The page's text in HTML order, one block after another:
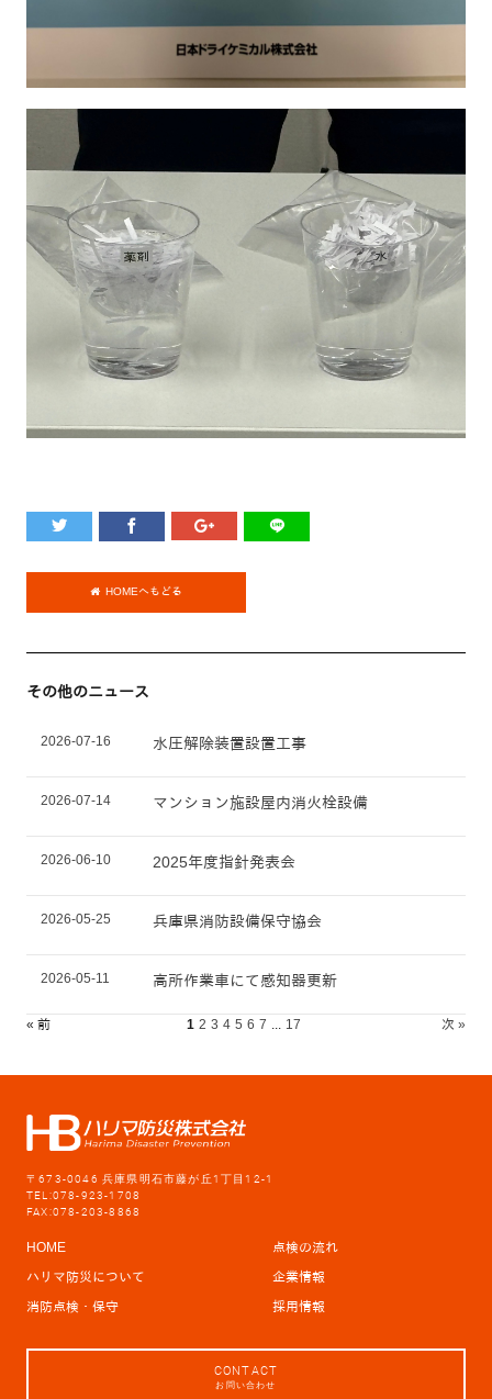
HOMEへもどる
その他のニュース
2026-07-16 水圧解除装置設置工事
2026-07-14 マンション施設屋内消火栓設備
2026-06-10 2025年度指針発表会
2026-05-25 兵庫県消防設備保守協会
2026-05-11 高所作業車にて感知器更新
« 前 1 2 3 4 5 6 7 ... 17 次 »
〒673-0046 兵庫県明石市藤が丘1丁目12-1
TEL:078-923-1708
FAX:078-203-8868
HOME
点検の流れ
ハリマ防災について
企業情報
消防点検・保守
採用情報
CONTACT
お問い合わせ